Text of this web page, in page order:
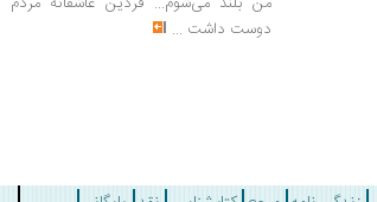
دوست داشت ...